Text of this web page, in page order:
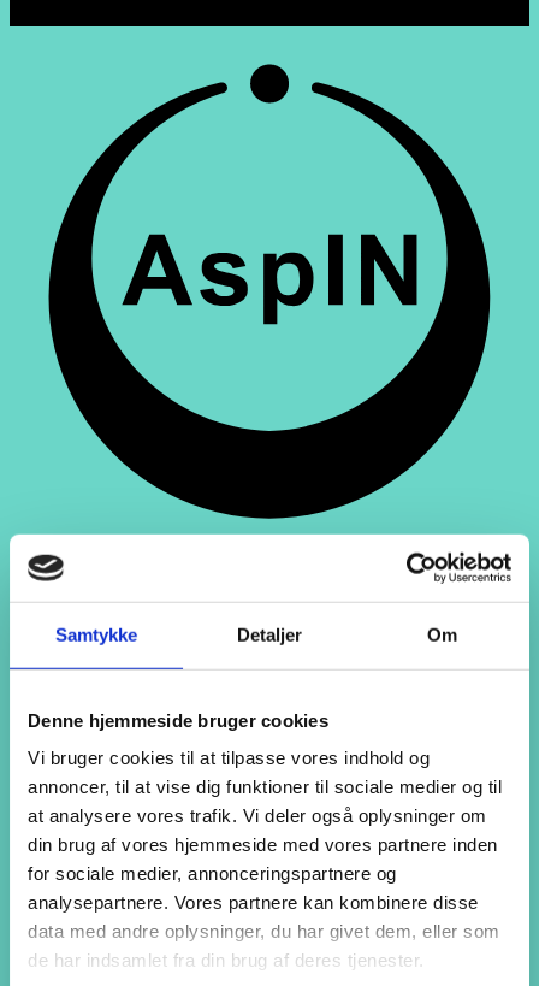
Samtykke Detaljer Om
Denne hjemmeside bruger cookies
Vi bruger cookies til at tilpasse vores indhold og
annoncer, til at vise dig funktioner til sociale medier og til
at analysere vores trafik. Vi deler også oplysninger om
din brug af vores hjemmeside med vores partnere inden
for sociale medier, annonceringspartnere og
analysepartnere. Vores partnere kan kombinere disse
data med andre oplysninger, du har givet dem, eller som
de har indsamlet fra din brug af deres tjenester.
Hjem
Om AspIN
Om AspIN
Værdigrundlag
Forudsætninger
Pædagogik
En særlig del af Campus Vejle
Ledige jobs hos AspIN
Uddannelsen
Uddannelsen
Dit videre studium
Kommunikation og formidling
Praktik
Samfundsforståelse
Sociale aktiviteter